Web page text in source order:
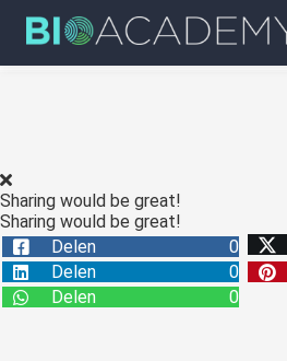
Sharing would be great!
Sharing would be great!
Delen
0
Delen
0
Delen
0